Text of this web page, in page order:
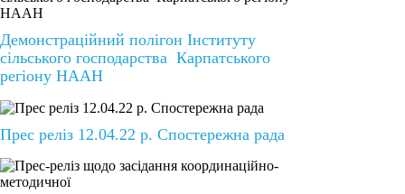
Демонстраційний полігон Інституту
сільського господарства Карпатського
регіону НААН
Прес реліз 12.04.22 р. Спостережна рада